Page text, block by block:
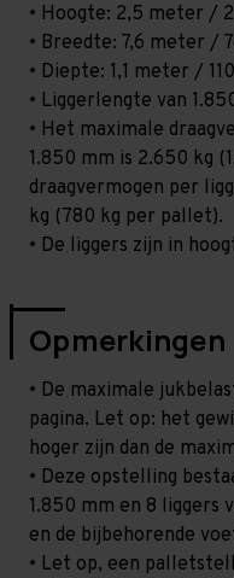
• Hoogte: 2,5 meter /
• Breedte: 7,6 meter /
• Diepte: 1,1 meter /
• Liggerlengte van
• Het maximale
1.850 mm is 2.650 kg
draagvermogen per
kg (780 kg per pallet).
• De liggers zijn in
Opmerkingen
• De maximale
pagina. Let op: het
hoger zijn dan de
• Deze opstelling
1.850 mm en 8 liggers
en de bijbehorende
• Let op, een